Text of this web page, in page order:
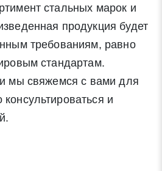
стальных марок и
продукция будет
требованиям, равно
стандартам.
мы свяжемся с вами для
и